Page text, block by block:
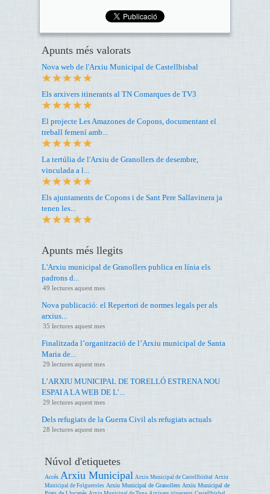
Apunts més valorats
Nova web de l'Arxiu Municipal de Castellbisbal
Els arxivers itinerants al TN Comarques de TV3
El projecte Les Amazones de Copons, documentant el
treball femení amb...
La tertúlia de l'Arxiu de Granollers de desembre,
vinculada a l...
Els ajuntaments de Copons i de Sant Pere Sallavinera ja
tenen les...
Apunts més llegits
L'Arxiu municipal de Granollers publica en línia els
padrons d...
49 lectures aquest mes
Nova publicació: el Repertori de normes legals per als
arxius...
35 lectures aquest mes
Finalitzada l’organització de l’Arxiu municipal de Santa
Maria de...
29 lectures aquest mes
L’ARXIU MUNICIPAL DE TORELLÓ ESTRENA NOU
ESPAI A LA WEB DE L’...
29 lectures aquest mes
Dels refugiats de la Guerra Civil als refugiats actuals
28 lectures aquest mes
Núvol d'etiquetes
Accés Arxiu Municipal Arxiu Municipal de Castellbisbal Arxiu
Municipal de Folgueroles Arxiu Municipal de Granollers Arxiu Municipal de